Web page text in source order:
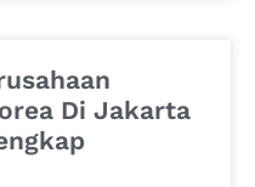
Di Jakarta